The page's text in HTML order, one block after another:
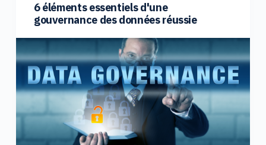
n
u
6 éléments essentiels d'une
gouvernance des données réussie